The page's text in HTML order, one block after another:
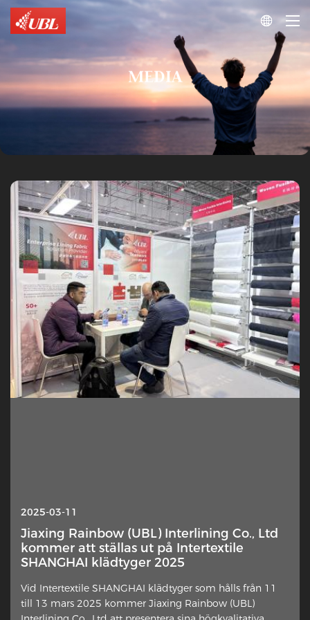

MEDIA
2025-10-13
Interlining — Varför hamnar detta dolda
lager plötsligt i rampljuset?
Ett subtilt inslag i klädtillverkning får förnyat
uppmärksamhet från designers, hemsömmer och
branschkommentatorer. Det extra tyglagret placerat mot
2025-03-11
Jiaxing Rainbow (UBL) Interlining Co., Ltd
kommer att ställas ut på Intertextile
SHANGHAI klädtyger 2025
Vid Intertextile SHANGHAI klädtyger som hålls från 11
till 13 mars 2025 kommer Jiaxing Rainbow (UBL)